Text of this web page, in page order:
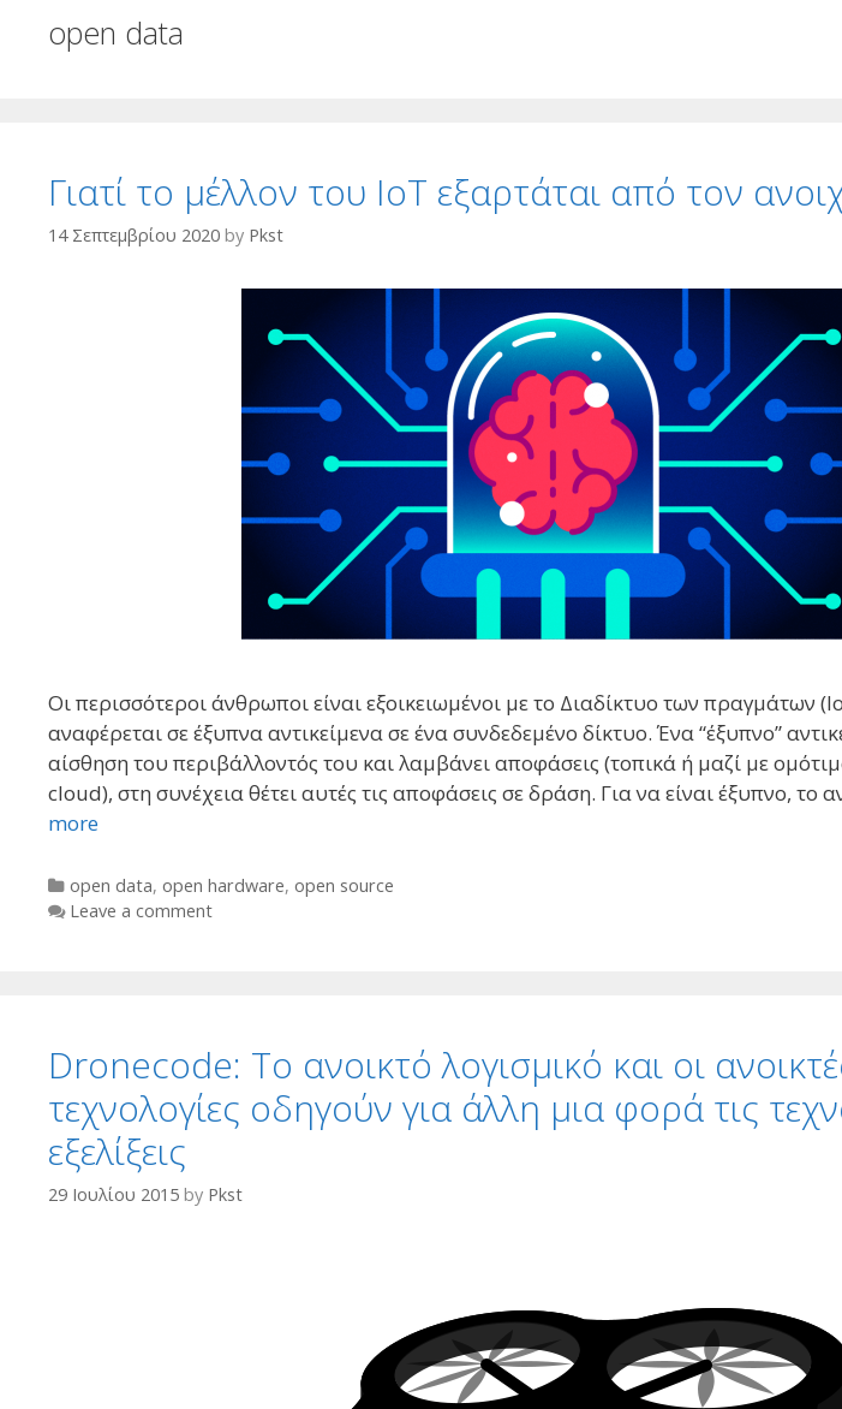
open data
Γιατί το μέλλον του IoT εξαρτάται από τον
14 Σεπτεμβρίου 2020 by Pkst
Οι περισσότεροι άνθρωποι είναι εξοικειωμένοι με το Διαδίκτυο των πραγμάτων
αναφέρεται σε έξυπνα αντικείμενα σε ένα συνδεδεμένο δίκτυο. Ένα “έξυπνο”
αίσθηση του περιβάλλοντός του και λαμβάνει αποφάσεις (τοπικά ή μαζί με
cloud), στη συνέχεια θέτει αυτές τις αποφάσεις σε δράση. Για να είναι έξυπνο, το
more
Categories
open data, open hardware, open source
Leave a comment
Dronecode: Το ανοικτό λογισμικό και οι
τεχνολογίες οδηγούν για άλλη μια φορά τις
εξελίξεις
29 Ιουλίου 2015 by Pkst